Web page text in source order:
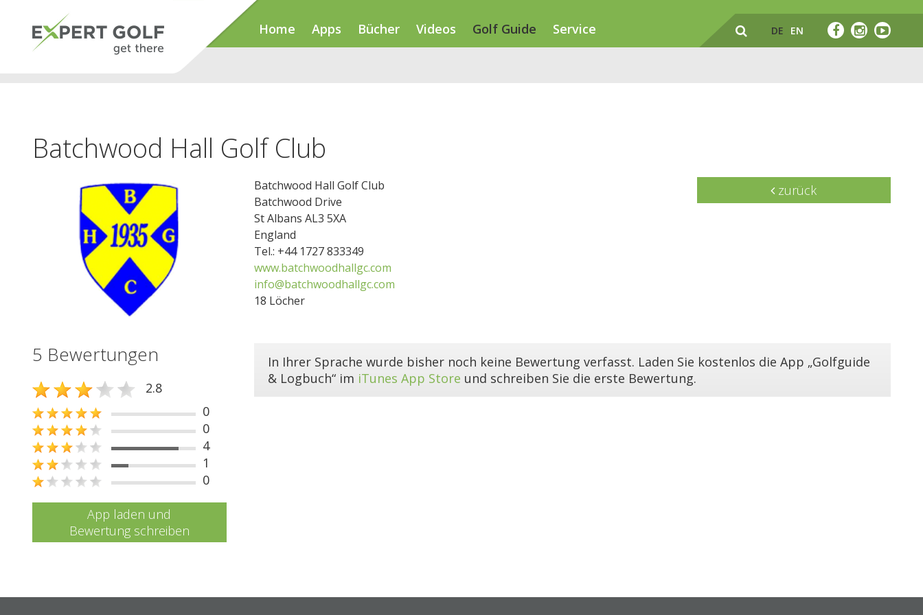
Home Apps Bücher Videos Golf Guide Service DE EN
Batchwood Hall Golf Club
Batchwood Hall Golf Club
Batchwood Drive
St Albans AL3 5XA
England
Tel.: +44 1727 833349
www.batchwoodhallgc.com
info@batchwoodhallgc.com
18 Löcher
zurück
5 Bewertungen
2.8
0
0
4
1
0
App laden und
Bewertung schreiben
In Ihrer Sprache wurde bisher noch keine Bewertung verfasst. Laden Sie kostenlos die App „Golfguide
& Logbuch“ im iTunes App Store und schreiben Sie die erste Bewertung.